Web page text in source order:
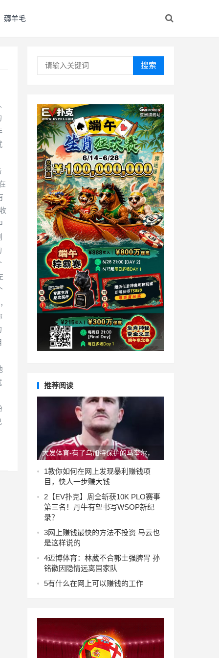
薅羊毛
搜索
推荐阅读
大发体育-有了乌加特保护的马奎尔，
成曼联后防核心，大发助力你的致富之
路！
1教你如何在网上发现暴利赚钱项
目，快人一步赚大钱
2 【EV扑克】周全斩获10K PLO赛事
第三名！丹牛有望书写WSOP新纪
录？
3网上赚钱最快的方法不投资 马云也
是这样说的
4迈博体育：林葳不合郭士强脾胃 孙
铭徽因隐情远离国家队
5有什么在网上可以赚钱的工作